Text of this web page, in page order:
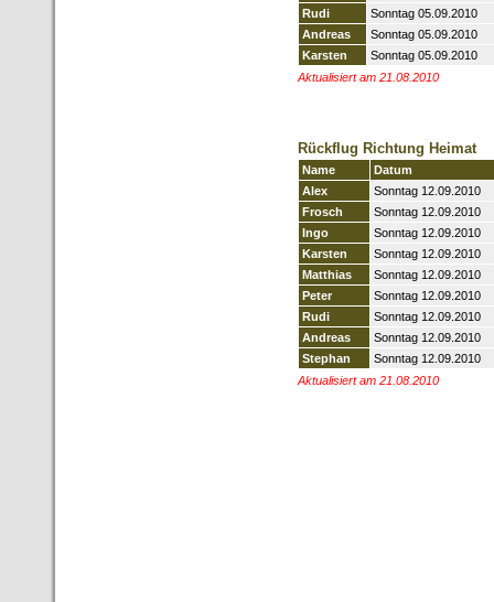
Rudi
Sonntag 05.09.2010
Andreas
Sonntag 05.09.2010
Karsten
Sonntag 05.09.2010
Aktualisiert am 21.08.2010
Rückflug Richtung Heimat
Name
Datum
Alex
Sonntag 12.09.2010
Frosch
Sonntag 12.09.2010
Ingo
Sonntag 12.09.2010
Karsten
Sonntag 12.09.2010
Matthias
Sonntag 12.09.2010
Peter
Sonntag 12.09.2010
Rudi
Sonntag 12.09.2010
Andreas
Sonntag 12.09.2010
Stephan
Sonntag 12.09.2010
Aktualisiert am 21.08.2010